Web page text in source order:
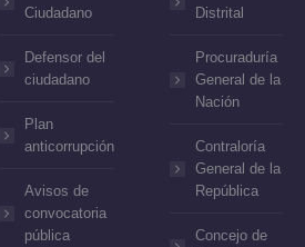
Ciudadano
Defensor del
ciudadano
Plan
anticorrupción
Avisos de
convocatoria
pública
Distrital
Procuraduría
General de la
Nación
Contraloría
General de la
República
Concejo de